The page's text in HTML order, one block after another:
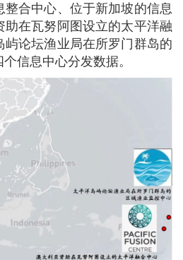
合中心、位于新加坡的信息
在瓦努阿图设立的太平洋融
论坛渔业局在所罗门群岛的
信息中心分发数据。